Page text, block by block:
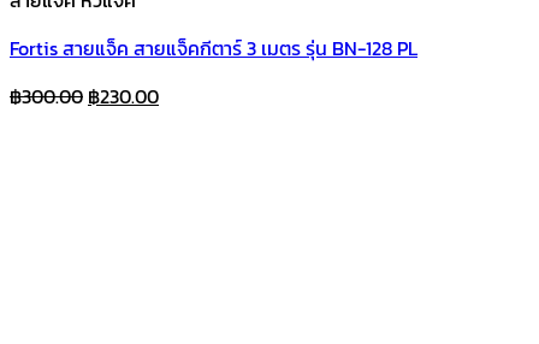
Fortis สายแจ็ค สายแจ็คกีตาร์ 3 เมตร รุ่น BN-128 PL
฿300.00 Original
฿230.00Current